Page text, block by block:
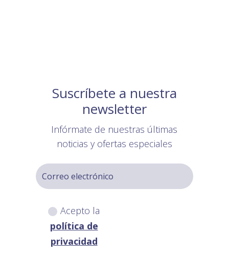
Suscríbete a nuestra
newsletter
Infórmate de nuestras últimas
noticias y ofertas especiales
Acepto la
política de
privacidad